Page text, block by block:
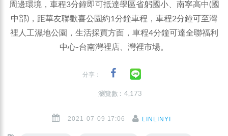
周邊環境，車程3分鐘即可抵達學區省躬國小、南寧高中(國
中部)，距華友聯歡喜公園約1分鐘車程，車程2分鐘可至灣
裡人工濕地公園，生活採買方面，車程4分鐘可達全聯福利
中心-台南灣裡店、灣裡市場。
分享：
瀏覽數 : 4,173
2021-07-09 17:06 LINLINYI